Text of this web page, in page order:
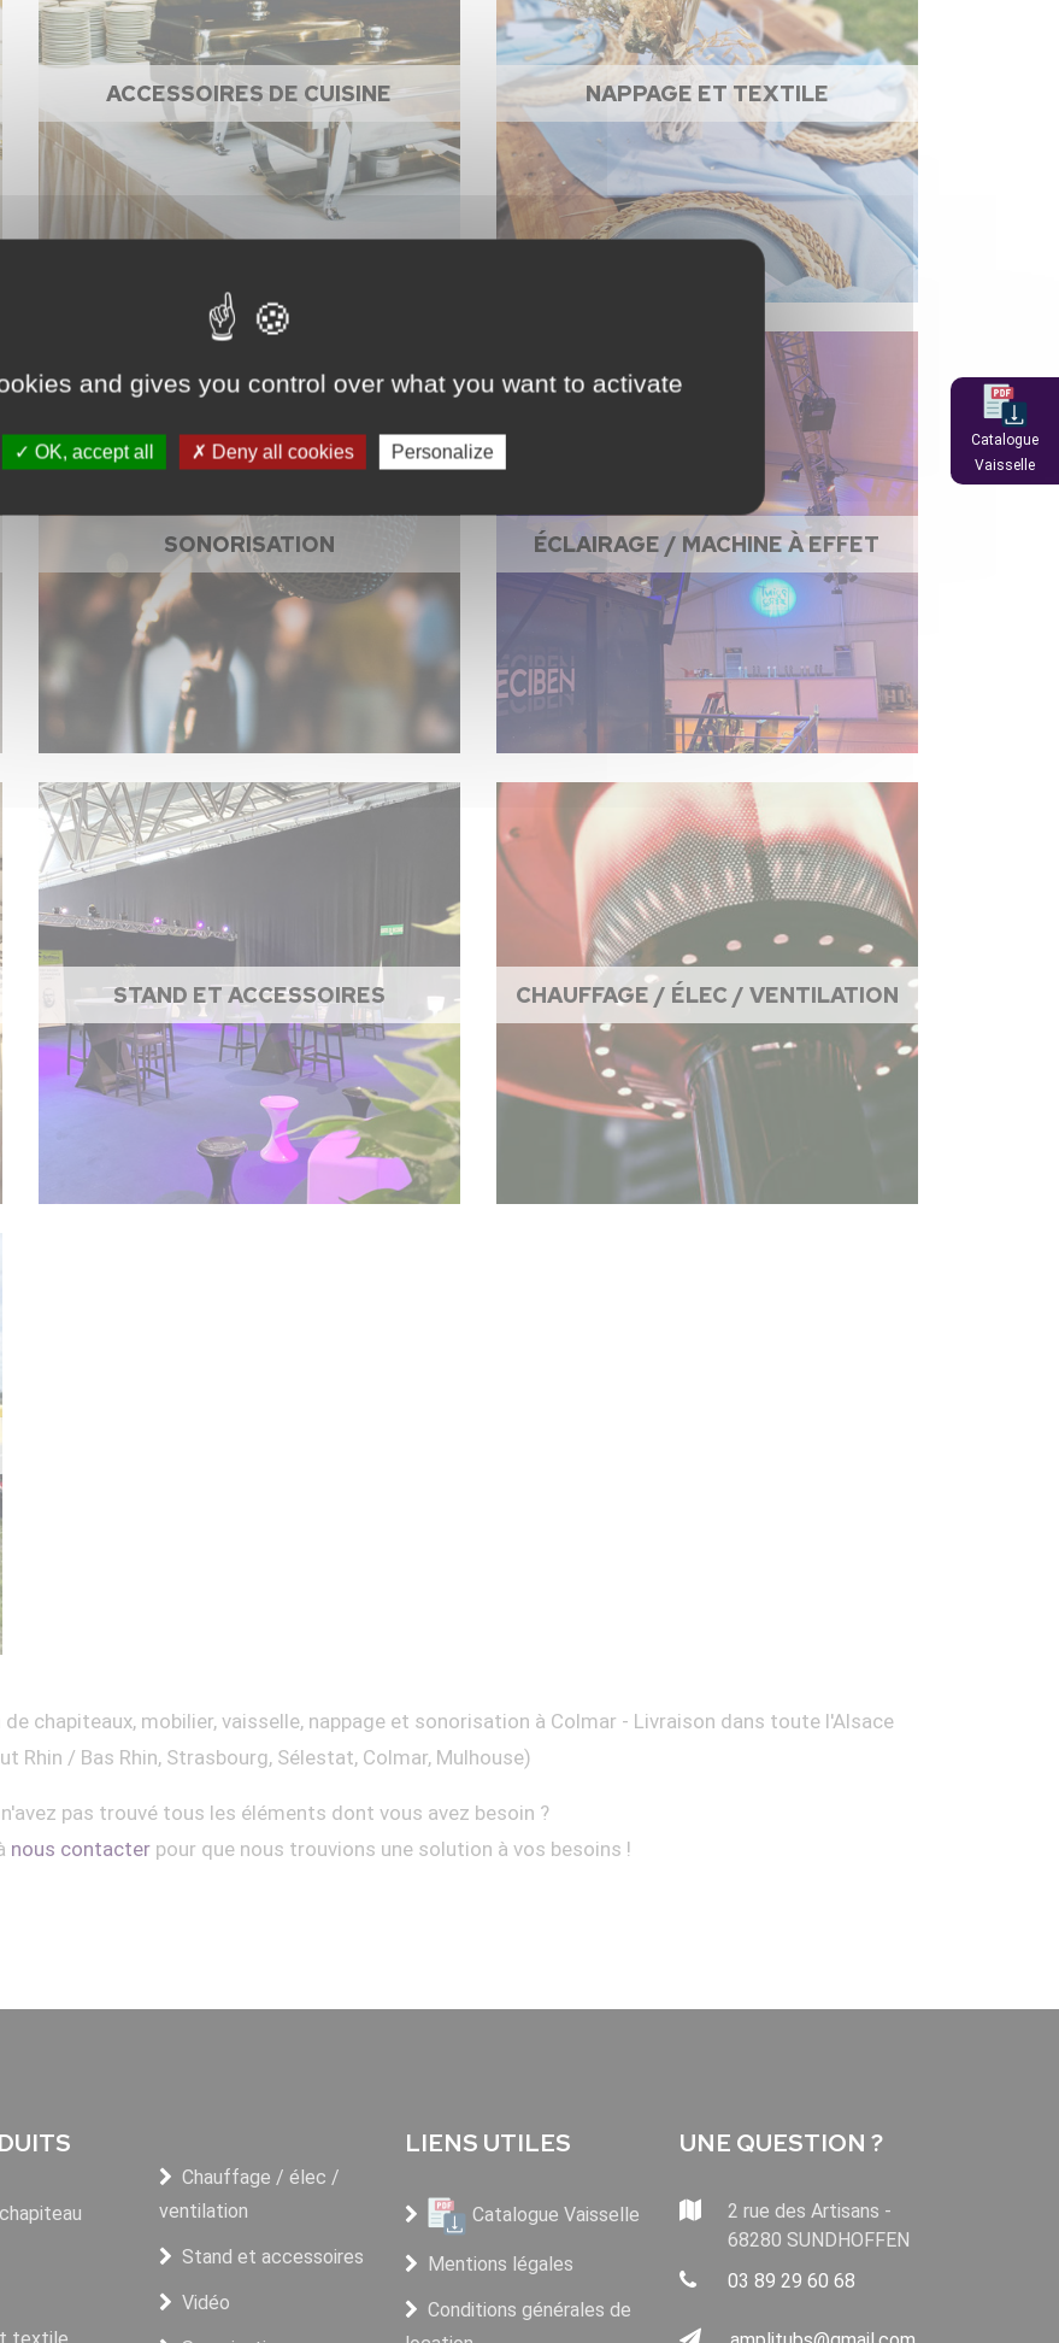
ACCESSOIRES DE CUISINE NAPPAGE ET TEXTILE
SONORISATION ÉCLAIRAGE / MACHINE À EFFET
STAND ET ACCESSOIRES CHAUFFAGE / ÉLEC / VENTILATION
chapiteaux, mobilier, vaisselle, nappage et sonorisation à Colmar - Livraison dans toute l'Alsace
Rhin / Bas Rhin, Strasbourg, Sélestat, Colmar, Mulhouse)
pas trouvé tous les éléments dont vous avez besoin ?
nous contacterpour que nous trouvions une solution à vos besoins !
Catalogue
Vaisselle
Chauffage / élec /
ventilation
Stand et accessoires
Vidéo
LIENS UTILES
Catalogue Vaisselle
Mentions légales
Conditions générales de
UNE QUESTION ?
2 rue des Artisans -
68280 SUNDHOFFEN
03 89 29 60 68
and gives you control over what you want to activate
OK, accept all Deny all cookies Personalize